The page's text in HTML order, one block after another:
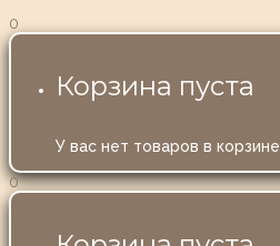
0
Корзина пуста
У вас нет товаров в корзине
0